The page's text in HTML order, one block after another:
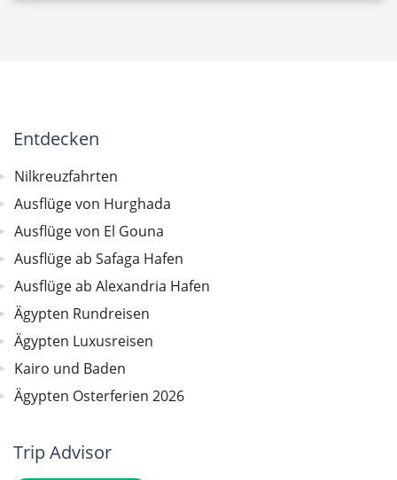
Entdecken
Nilkreuzfahrten
Ausflüge von Hurghada
Ausflüge von El Gouna
Ausflüge ab Safaga Hafen
Ausflüge ab Alexandria Hafen
Ägypten Rundreisen
Ägypten Luxusreisen
Kairo und Baden
Ägypten Osterferien 2026
Trip Advisor